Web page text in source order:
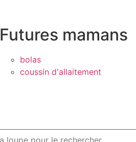
Futures mamans
bolas
coussin d'allaitement